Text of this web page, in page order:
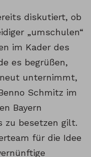
diskutiert, ob
„umschulen“
im Kader des
es begrüßen,
unternimmt,
Schmitz im
Bayern
zu besetzen gilt.
für die Idee